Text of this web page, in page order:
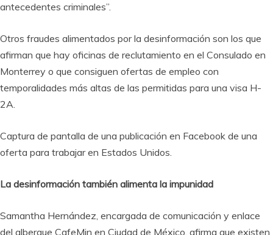
antecedentes criminales”.
Otros fraudes alimentados por la desinformación son los que
afirman que hay oficinas de reclutamiento en el Consulado en
Monterrey o que consiguen ofertas de empleo con
temporalidades más altas de las permitidas para una visa H-
2A.
Captura de pantalla de una publicación en Facebook de una
oferta para trabajar en Estados Unidos.
La desinformación también alimenta la impunidad
Samantha Hernández, encargada de comunicación y enlace
del albergue CafeMin en Ciudad de México, afirma que existen